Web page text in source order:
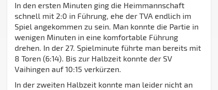
In den ersten Minuten ging die Heimmannschaft
schnell mit 2:0 in Führung, ehe der TVA endlich im
Spiel angekommen zu sein. Man konnte die Partie in
wenigen Minuten in eine komfortable Führung
drehen. In der 27. Spielminute führte man bereits mit
8 Toren (6:14). Bis zur Halbzeit konnte der SV
Vaihingen auf 10:15 verkürzen.
In der zweiten Halbzeit konnte man leider nicht an